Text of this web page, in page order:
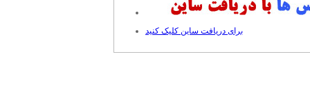
برای دریافت ساین کلیک کنید